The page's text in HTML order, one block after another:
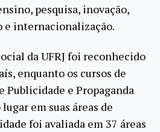
pesquisa, inovação,
e internacionalização.
da UFRJ foi reconhecido
enquanto os cursos de
Publicidade e Propaganda
em suas áreas de
foi avaliada em 37 áreas